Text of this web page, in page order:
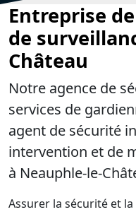
Entreprise
de
Château
Notre agence de
services de
agent de sécurité
intervention et de
à Neauphle-le-
Assurer la sécurité et